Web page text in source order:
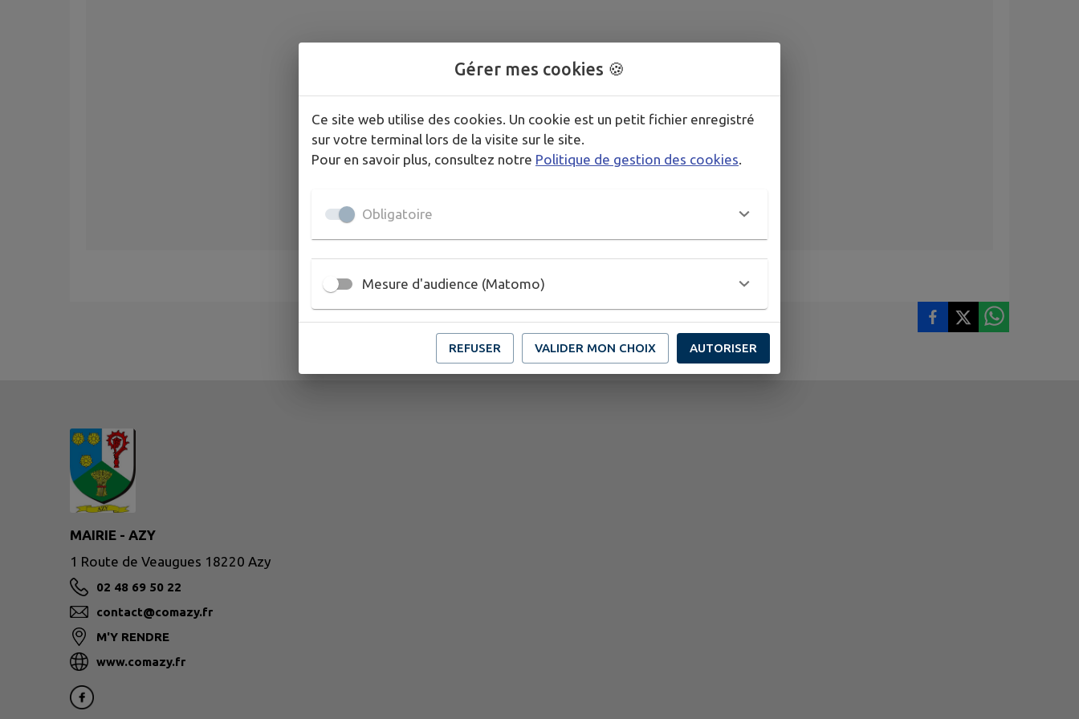
MAIRIE - AZY
1 Route de Veaugues 18220 Azy
02 48 69 50 22
contact@comazy.fr
M'Y RENDRE
www.comazy.fr
Gérer mes cookies 🍪
Ce site web utilise des cookies. Un cookie est un petit fichier enregistré
sur votre terminal lors de la visite sur le site.
Pour en savoir plus, consultez notre Politique de gestion des cookies
Obligatoire
Mesure d'audience (Matomo)
REFUSER VALIDER MON CHOIX AUTORISER